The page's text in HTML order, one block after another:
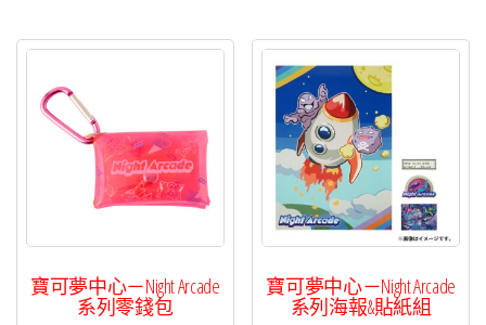
寶可夢中心－Night Arcade
系列零錢包
寶可夢中心－Night Arcade
系列海報&貼紙組